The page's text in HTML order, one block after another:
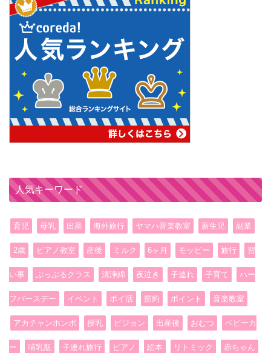
人気キーワード
育児 母乳 出産 海外旅行 ヤマハ音楽教室 新生児 副業
2歳 ピアノ教室 産後 ミルク 6ヶ月 モッピー 旅行 習
い事 ぷっぷるクラス 清浄綿 夜泣き 子連れ 子育て ハー
フバースデー イベント ポイ活 節約 ポイント 音楽教室
アカチャンホンポ 授乳 ピジョン 出産後 おむつ ベビーカ
ー 哺乳瓶 子連れ旅行 ピアノ 絵本 リトミック 赤ちゃん